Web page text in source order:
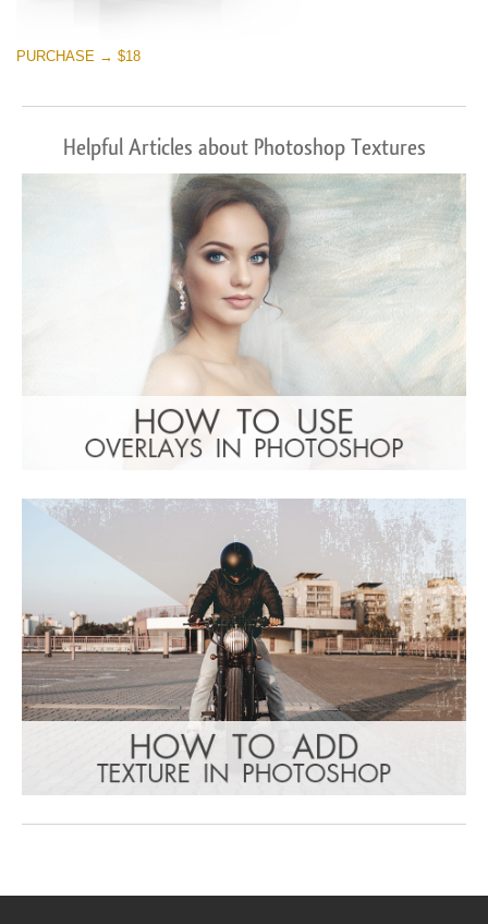
PURCHASE → $18
Helpful Articles about Photoshop Textures